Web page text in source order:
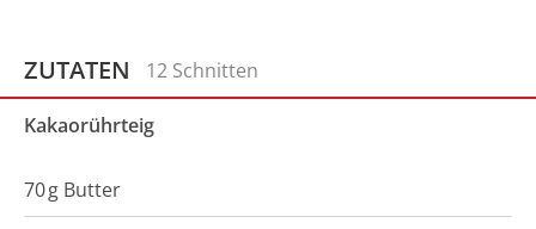
ZUTATEN 12 Schnitten
Kakaorührteig
70g Butter